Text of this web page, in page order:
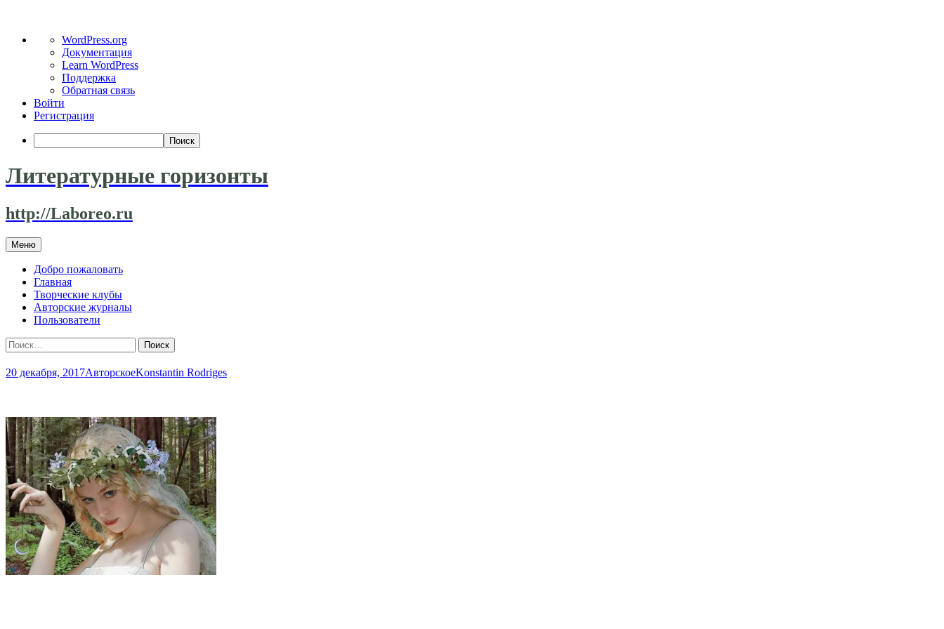
WordPress
WordPress.org
Документация
Learn WordPress
Поддержка
Обратная связь
Войти
Регистрация
Поиск
Литературные горизонты
http://Laboreo.ru
Меню Перейти
к
содержимому
Добро пожаловать
Главная
Творческие клубы
Авторские журналы
Пользователи
Найти:
20 декабря, 2017АвторскоеKonstantin Rodriges